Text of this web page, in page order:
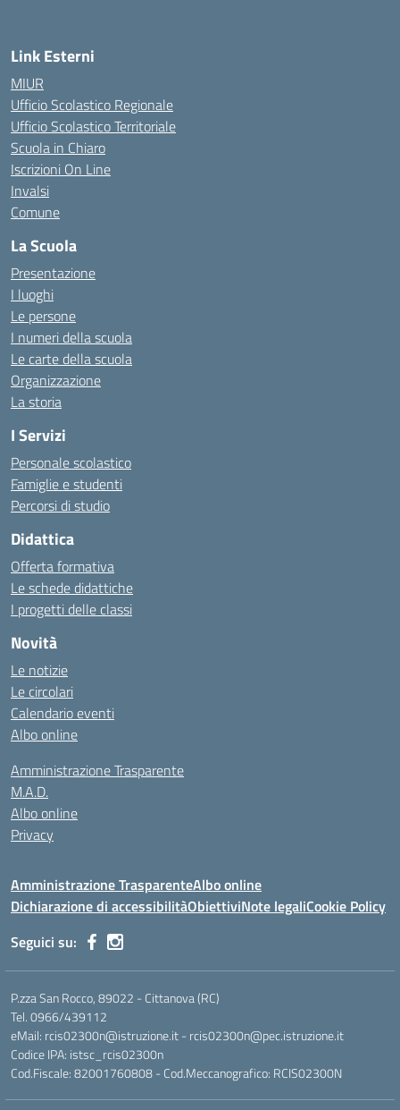
Link Esterni
MIUR
Ufficio Scolastico Regionale
Ufficio Scolastico Territoriale
Scuola in Chiaro
Iscrizioni On Line
Invalsi
Comune
La Scuola
Presentazione
I luoghi
Le persone
I numeri della scuola
Le carte della scuola
Organizzazione
La storia
I Servizi
Personale scolastico
Famiglie e studenti
Percorsi di studio
Didattica
Offerta formativa
Le schede didattiche
I progetti delle classi
Novità
Le notizie
Le circolari
Calendario eventi
Albo online
Amministrazione Trasparente
M.A.D.
Albo online
Privacy
Amministrazione TrasparenteAlbo online
Dichiarazione di accessibilitàObiettiviNote legaliCookie Policy
Seguici su:
P.zza San Rocco, 89022 - Cittanova (RC)
Tel. 0966/439112
eMail: rcis02300n@istruzione.it - rcis02300n@pec.istruzione.it
Codice IPA: istsc_rcis02300n
Cod.Fiscale: 82001760808 - Cod.Meccanografico: RCIS02300N